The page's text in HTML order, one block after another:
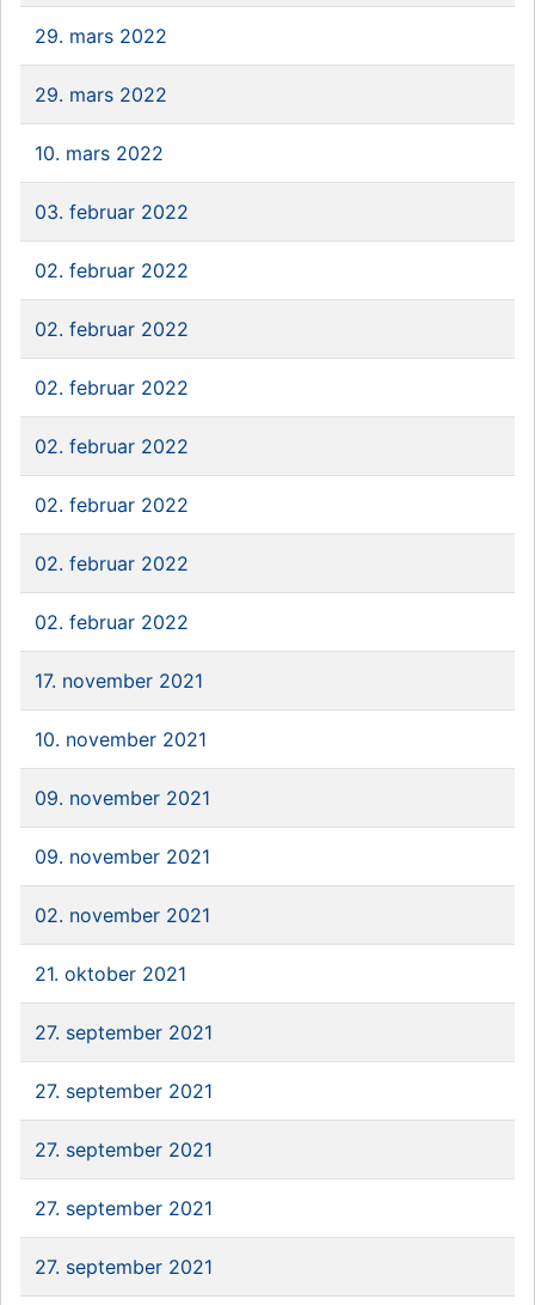
29. mars 2022
29. mars 2022
10. mars 2022
03. februar 2022
02. februar 2022
02. februar 2022
02. februar 2022
02. februar 2022
02. februar 2022
02. februar 2022
02. februar 2022
17. november 2021
10. november 2021
09. november 2021
09. november 2021
02. november 2021
21. oktober 2021
27. september 2021
27. september 2021
27. september 2021
27. september 2021
27. september 2021